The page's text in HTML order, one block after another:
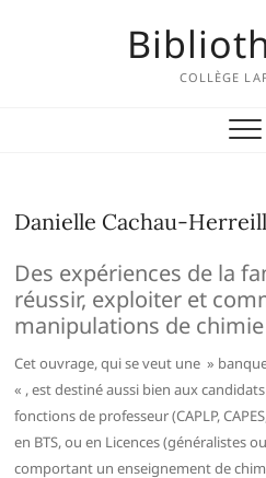
COLLÈGE
Danielle Cachau-
Des expériences de la
réussir, exploiter et
manipulations de chimie
Cet ouvrage, qui se veut une »
« , est destiné aussi bien aux
fonctions de professeur (CAPLP,
en BTS, ou en Licences (généralistes
comportant un enseignement de